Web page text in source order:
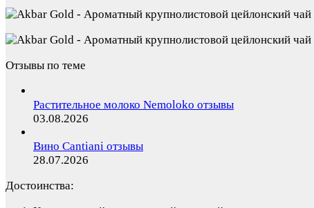
Отзывы по теме
Растительное молоко Nemoloko отзывы
03.08.2026
Вино Cantiani отзывы
28.07.2026
Достоинства: